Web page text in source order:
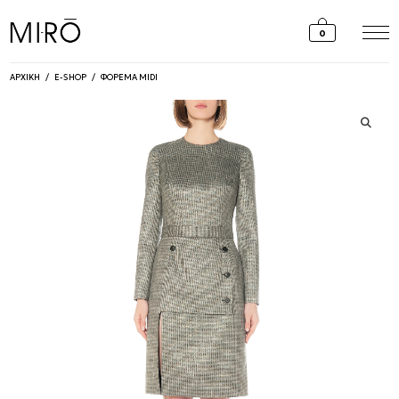
0
ΑΡΧΙΚΗ / E-SHOP / ΦΟΡΕΜΑ MIDI